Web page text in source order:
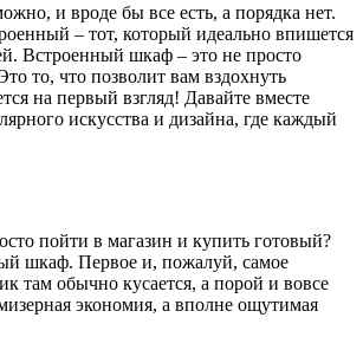
и вроде бы все есть, а порядка нет.
– тот, который идеально впишется
Встроенный шкаф – это не просто
то, что позволит вам вздохнуть
на первый взгляд! Давайте вместе
искусства и дизайна, где каждый
пойти в магазин и купить готовый?
шкаф. Первое и, пожалуй, самое
там обычно кусается, а порой и вовсе
экономия, а вполне ощутимая